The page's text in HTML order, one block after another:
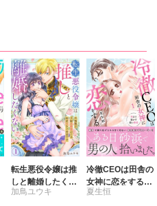
転生悪役令嬢は推
しと離婚したくな
い 旦那様は夫婦
加鳥ユウキ
冷徹CEOは田舎の
女神に恋をする
1 奥まで溶かす
夏生恒